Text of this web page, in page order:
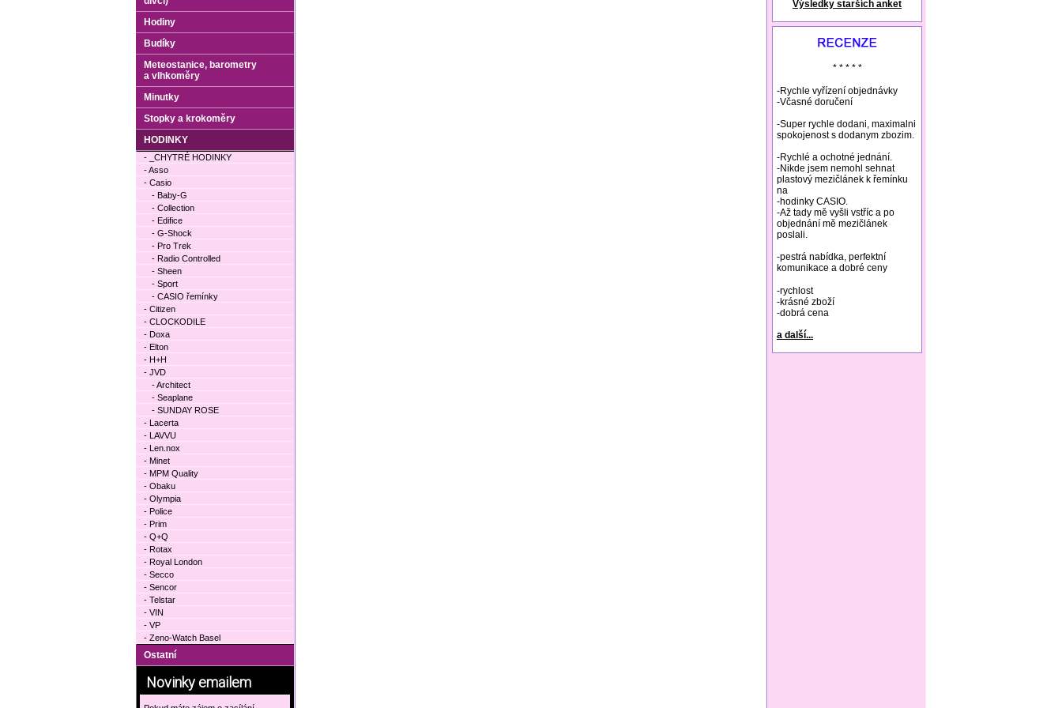
natural remedies rosacea
Výsledky starších anket
* * * * *
-Rychle vyřízení objednávky
-Včasné doručení
-Super rychle dodani, maximalni
spokojenost s dodanym zbozim.
-Rychlé a ochotné jednání.
-Nikde jsem nemohl sehnat
plastový mezičlánek k řemínku
na
-hodinky CASIO.
-Až tady mě vyšli vstříc a po
objednání mě mezičlánek
poslali.
-pestrá nabídka, perfektní
komunikace a dobré ceny
-rychlost
-krásné zboží
-dobrá cena
a další...
Hodiny
Budíky
Meteostanice, barometry
a vlhkoměry
Minutky
Stopky a krokoměry
HODINKY
- _CHYTRÉ HODINKY
- Asso
- Casio
- Baby-G
- Collection
- Edifice
- G-Shock
- Pro Trek
- Radio Controlled
- Sheen
- Sport
- CASIO řemínky
- Citizen
- CLOCKODILE
- Doxa
- Elton
- H+H
- JVD
- Architect
- Seaplane
- SUNDAY ROSE
- Lacerta
- LAVVU
- Len.nox
- Minet
- MPM Quality
- Obaku
- Olympia
- Police
- Prim
- Q+Q
- Rotax
- Royal London
- Secco
- Sencor
- Telstar
- VIN
- VP
- Zeno-Watch Basel
Ostatní
Novinky emailem